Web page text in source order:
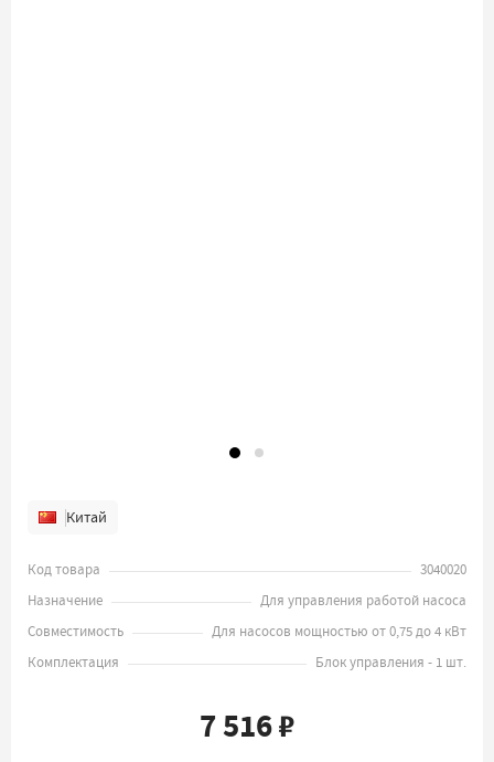
Китай
Код товара
3040020
Назначение
Для управления работой насоса
Совместимость
Для насосов мощностью от 0,75 до 4 кВт
Комплектация
Блок управления - 1 шт.
7 516 ₽